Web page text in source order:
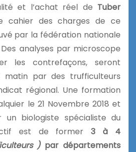
et l’achat réel de Tuber
cahier des charges de ce
par la fédération nationale
analyses par microscope
les contrefaçons, seront
par des trufficulteurs
régional. Une formation
le 21 Novembre 2018 et
un biologiste spécialiste du
est de former 3 à 4
)par départements